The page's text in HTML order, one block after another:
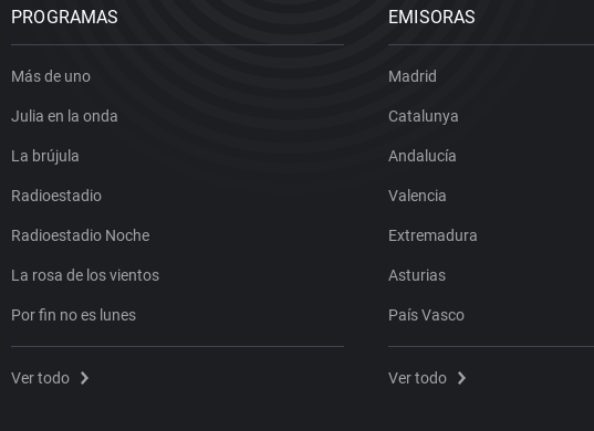
PROGRAMAS
Más de uno
Julia en la onda
La brújula
Radioestadio
Radioestadio Noche
La rosa de los vientos
Por fin no es lunes
Ver todo
EMISORAS
Madrid
Catalunya
Andalucía
Valencia
Extremadura
Asturias
País Vasco
Ver todo